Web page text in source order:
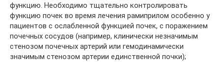
функцию. Необходимо тщательно контролировать
функцию почек во время лечения рамиприлом особенно у
пациентов с ослабленной функцией почек, с поражением
почечных сосудов (например, клинически незначимым
стенозом почечных артерий или гемодинамически
значимым стенозом артерии единственной почки);